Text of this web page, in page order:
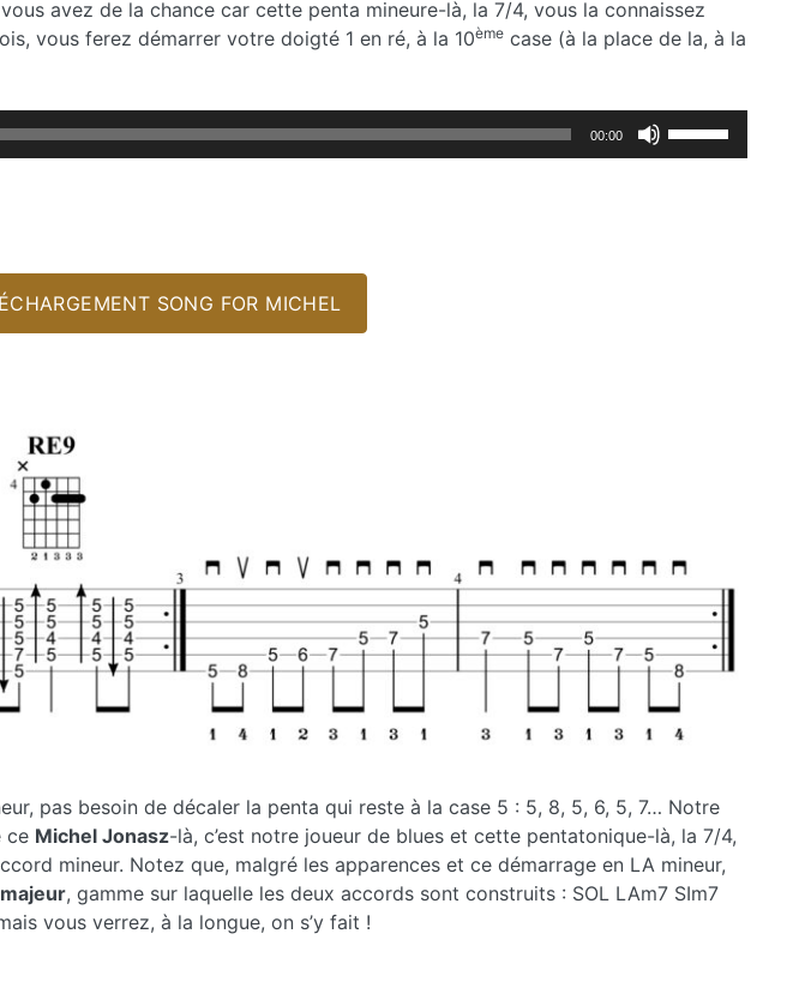
avez de la chance car cette penta mineure-là, la 7/4, vous la connaissez
vous ferez démarrer votre doigté 1 en ré, à la 10ème case (à la place de la, à la
00:00
SONG FOR MICHEL
pas besoin de décaler la penta qui reste à la case 5 : 5, 8, 5, 6, 5, 7… Notre
ce Michel Jonasz-là, c’est notre joueur de blues et cette pentatonique-là, la 7/4,
mineur. Notez que, malgré les apparences et ce démarrage en LA mineur,
, gamme sur laquelle les deux accords sont construits : SOL LAm7 SIm7
vous verrez, à la longue, on s’y fait !